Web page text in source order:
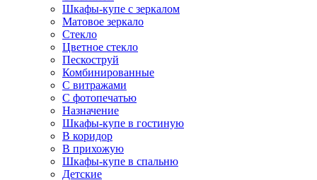
Шкафы-купе с зеркалом
Матовое зеркало
Стекло
Цветное стекло
Пескоструй
Комбинированные
С витражами
С фотопечатью
Назначение
Шкафы-купе в гостиную
В коридор
В прихожую
Шкафы-купе в спальню
Детские